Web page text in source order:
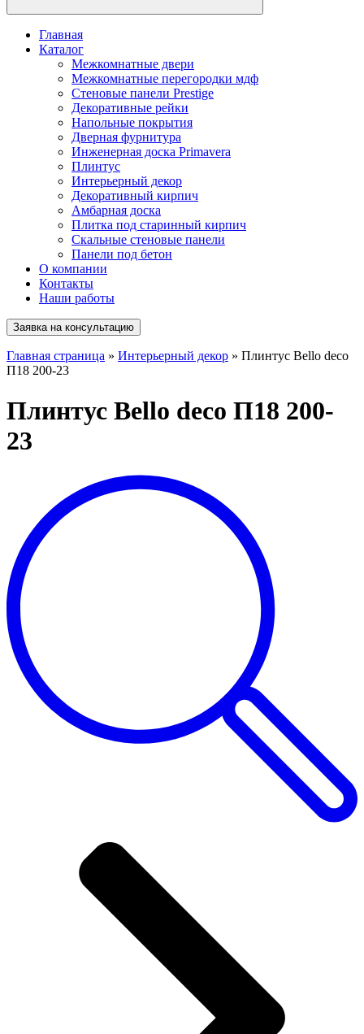
Главная
Каталог
Межкомнатные двери
Межкомнатные перегородки мдф
Стеновые панели Prestige
Декоративные рейки
Напольные покрытия
Дверная фурнитура
Инженерная доска Primavera
Плинтус
Интерьерный декор
Декоративный кирпич
Амбарная доска
Плитка под старинный кирпич
Скальные стеновые панели
Панели под бетон
О компании
Контакты
Наши работы
Заявка на консультацию
Главная страница » Интерьерный декор » Плинтус Bello deco
П18 200-23
Плинтус Bello deco П18 200-
23